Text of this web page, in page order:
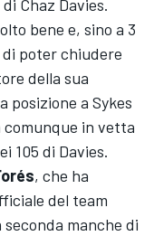
Chaz Davies.
bene e, sino a 3
poter chiudere
della sua
posizione a Sykes
in vetta
105 di Davies.
, che ha
del team
manche di